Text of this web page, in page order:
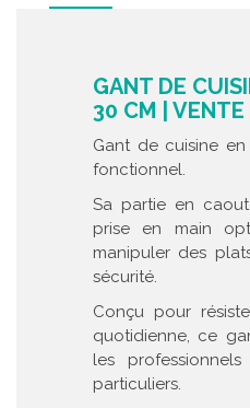
GANT DE
30 CM | VENTE
Gant de cuisine
fonctionnel.
Sa partie en
prise en main
manipuler des
sécurité.
Conçu pour
quotidienne, ce
les
particuliers.